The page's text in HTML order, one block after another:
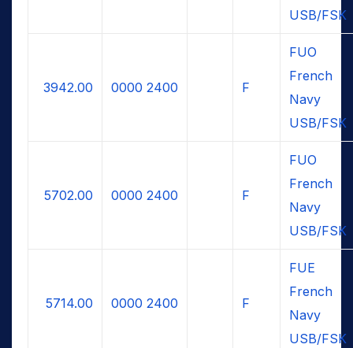
USB/FSK
3942.00 0000 2400 F
FUO
French
Navy
USB/FSK
5702.00 0000 2400 F
FUO
French
Navy
USB/FSK
5714.00 0000 2400 F
FUE
French
Navy
USB/FSK